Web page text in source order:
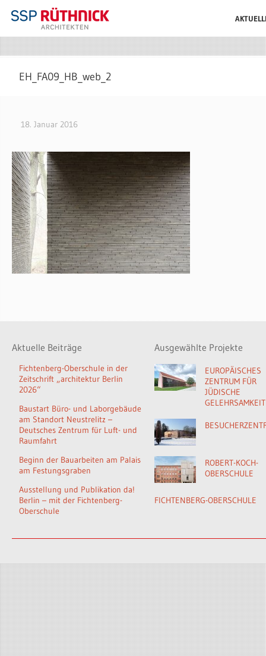
EH_FA09_HB_web_2
18. Januar 2016
Aktuelle Beiträge
Fichtenberg-Oberschule in der
Zeitschrift „architektur Berlin
2026“
Baustart Büro- und Laborgebäude
am Standort Neustrelitz –
Deutsches Zentrum für Luft- und
Raumfahrt
Beginn der Bauarbeiten am Palais
am Festungsgraben
Ausstellung und Publikation da!
Berlin – mit der Fichtenberg-
Oberschule
Ausgewählte Projekte
EUROPÄISCHES
ZENTRUM FÜR
JÜDISCHE
GELEHRSAMKEIT
ROBERT-KOCH-
OBERSCHULE
FICHTENBERG-OBERSCHULE